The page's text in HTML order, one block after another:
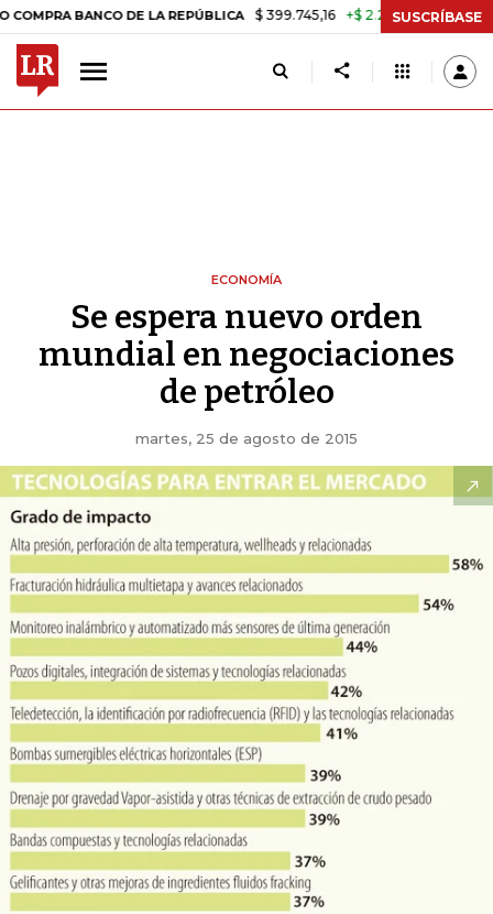
BANCO DE LA REPÚBLICA $ 399.745,16 +$ 2.295,71 +0,58% TASA
SUSCRÍBASE
ECONOMÍA
Se espera nuevo orden
mundial en negociaciones
de petróleo
martes, 25 de agosto de 2015